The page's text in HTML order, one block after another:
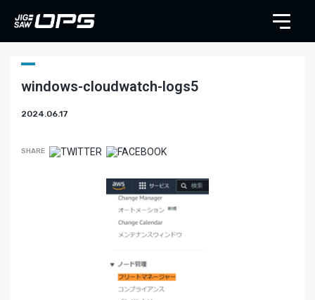
windows-cloudwatch-logs5
2024.06.17
SHARE